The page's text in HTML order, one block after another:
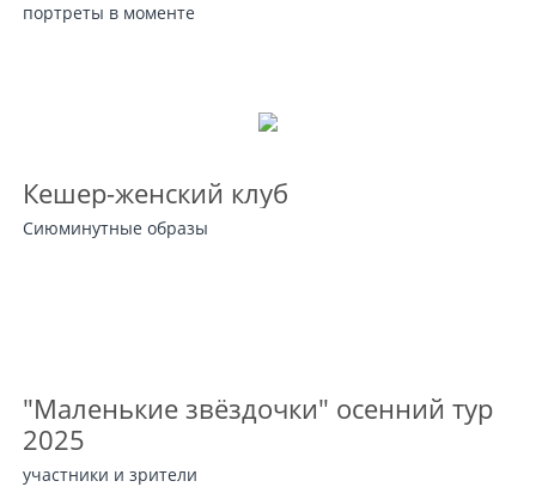
портреты в моменте
Кешер-женский клуб
Сиюминутные образы
"Маленькие звёздочки" осенний тур
2025
участники и зрители